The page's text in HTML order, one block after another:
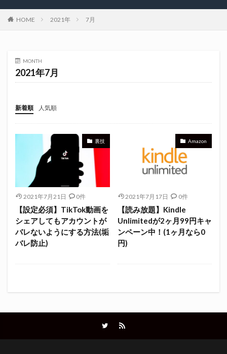
HOME 2021年 7月
MONTH
2021年7月
新着順 人気順
裏技
2021年7月21日 0件
【設定必須】TikTok動画を
シェアしてもアカウントが
バレないようにする方法(垢
バレ防止)
Amazon
2021年7月17日 0件
【読み放題】Kindle
Unlimitedが2ヶ月99円キャ
ンペーン中！(1ヶ月なら0
円)